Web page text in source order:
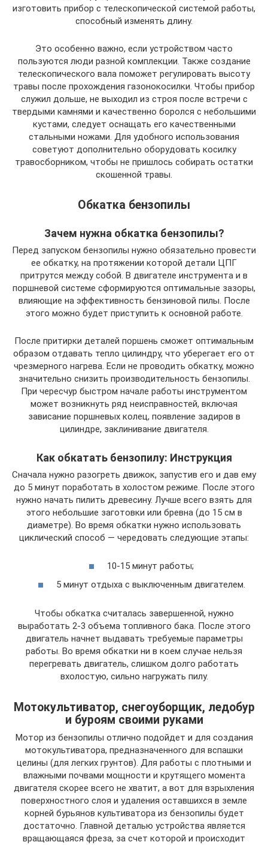
изготовить прибор с телескопической системой работы,
способный изменять длину.
Это особенно важно, если устройством часто
пользуются люди разной комплекции. Также создание
телескопического вала поможет регулировать высоту
травы после прохождения газонокосилки. Чтобы прибор
служил дольше, не выходил из строя после встречи с
твердыми камнями и качественно боролся с небольшими
кустами, следует оснащать его качественными
стальными ножами. Для удобного использования
советуют дополнительно оборудовать косилку
травосборником, чтобы не пришлось собирать остатки
скошенной травы.
Обкатка бензопилы
Зачем нужна обкатка бензопилы?
Перед запуском бензопилы нужно обязательно провести
ее обкатку, на протяжении которой детали ЦПГ
притрутся между собой. В двигателе инструмента и в
поршневой системе сформируются оптимальные зазоры,
влияющие на эффективность бензиновой пилы. После
этого можно будет приступить к основной работе.
После притирки деталей поршень сможет оптимальным
образом отдавать тепло цилиндру, что уберегает его от
чрезмерного нагрева. Если не проводить обкатку, можно
значительно снизить производительность бензопилы.
При чересчур быстром начале работы инструментом
может возникнуть ряд неисправностей, включая
зависание поршневых колец, появление задиров в
цилиндре, заклинивание двигателя.
Как обкатать бензопилу: Инструкция
Сначала нужно разогреть движок, запустив его и дав ему
до 5 минут поработать в холостом режиме. После этого
нужно начать пилить древесину. Лучше всего взять для
этого небольшие заготовки или бревна (до 15 см в
диаметре). Во время обкатки нужно использовать
циклический способ — чередовать следующие этапы:
10-15 минут работы;
5 минут отдыха с выключенным двигателем.
Чтобы обкатка считалась завершенной, нужно
выработать 2-3 объема топливного бака. После этого
двигатель начнет выдавать требуемые параметры
работы. Во время обкатки ни в коем случае нельзя
перегревать двигатель, слишком долго работать
вхолостую, сильно нагружать пилу.
Мотокультиватор, снегоуборщик, ледобур
и буроям своими руками
Мотор из бензопилы отлично подойдет и для создания
мотокультиватора, предназначенного для вспашки
целины (для легких грунтов). Для работы с плотными и
влажными почвами мощности и крутящего момента
двигателя скорее всего не хватит, а вот для взрыхления
поверхностного слоя и удаления оставшихся в земле
корней бурьянов культиватора из бензопилы будет
достаточно. Главной деталью устройства является
вращающаяся фреза, за счет которой и происходит